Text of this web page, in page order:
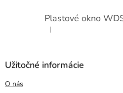
Plastové okno
Hodnotenie produktu je 5
|
Užitočné informácie
O nás